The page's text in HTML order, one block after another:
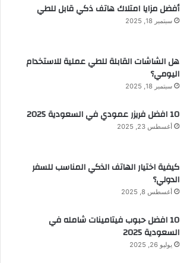
أفضل مزايا امتلاك هاتف ذكي قابل للطي
سبتمبر 18, 2025
هل الشاشات القابلة للطي عملية للاستخدام
اليومي؟
سبتمبر 18, 2025
10 افضل فريزر عمودي​ في السعودية​ 2025
أغسطس 23, 2025
كيفية اختيار الهاتف الذكي المناسب للسفر
الدولي؟
أغسطس 8, 2025
10 افضل حبوب فيتامينات شامله​ في
السعودية 2025
يوليو 26, 2025